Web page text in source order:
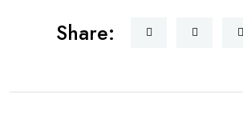
Share: